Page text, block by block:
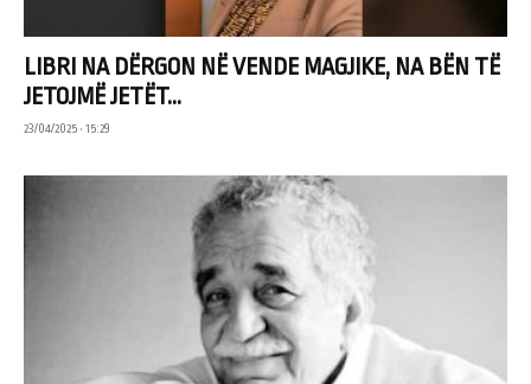
LIBRI NA DËRGON NË VENDE MAGJIKE, NA BËN TË
JETOJMË JETËT...
23/04/2025 • 15:29